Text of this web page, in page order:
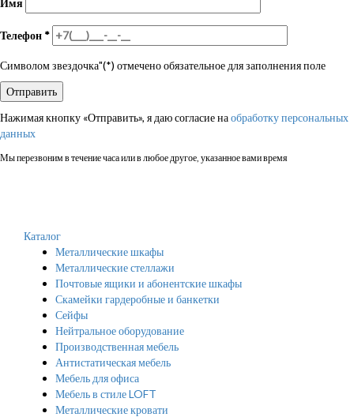
Телефон *
Символом звездочка"(*) отмечено обязательное для заполнения поле
Нажимая кнопку «Отправить», я даю согласие наобработку персональных
данных
Мы перезвоним в течение часа или в любое другое, указанное вами время
Каталог
Металлические шкафы
Металлические стеллажи
Почтовые ящики и абонентские шкафы
Скамейки гардеробные и банкетки
Сейфы
Нейтральное оборудование
Производственная мебель
Антистатическая мебель
Мебель для офиса
Мебель в стиле LOFT
Металлические кровати